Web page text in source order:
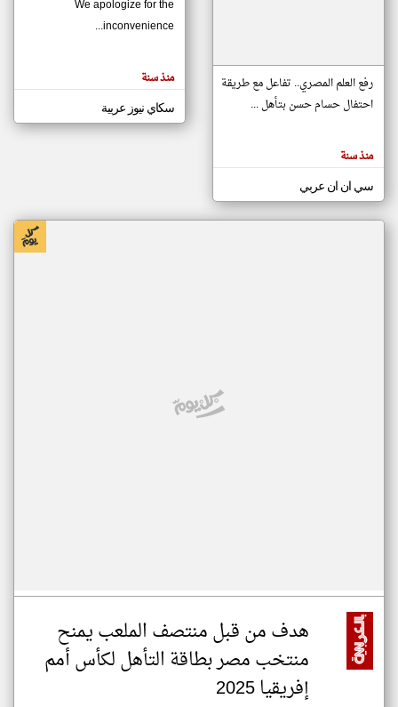
مصادر الأخبار من موريتانيا
اخبار موريتانيا على مدار الساعة
أهم اخبار موريتانيا العاجلة والمباشرة
المقالات
الموجوده
هنا عن
رفع العلم المصري.. تفاعل مع طريقة
احتفال حسام حسن بتأهل ...
منذ سنة
سي ان ان عربي
We apologize for the
inconvenience...
منذ سنة
سكاي نيوز عربية
هدف من قبل منتصف الملعب يمنح
منتخب مصر بطاقة التأهل لكأس أمم
إفريقيا 2025
klyoum.com